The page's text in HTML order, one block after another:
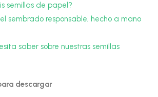
semillas de papel?
sembrado responsable, hecho a mano
saber sobre nuestras semillas
descargar